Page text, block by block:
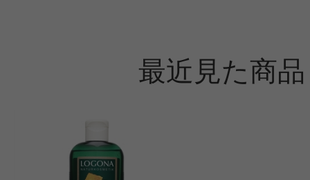
らクチコミ投稿すると1 商品に
最近見た商品